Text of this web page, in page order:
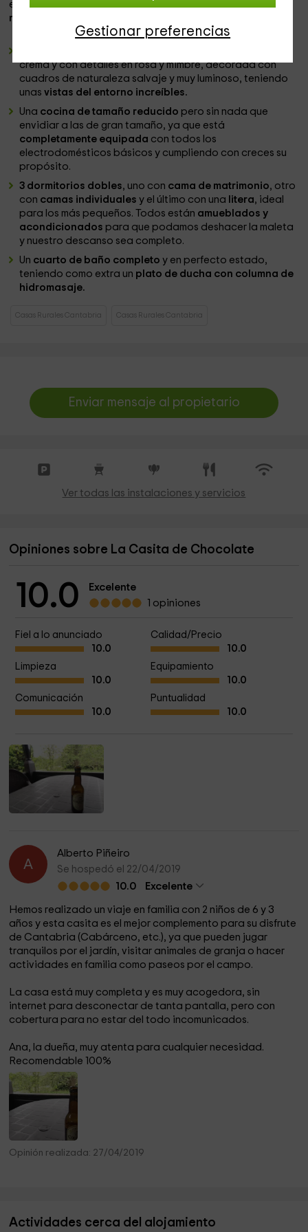
Gestionar preferencias
en su interior son las siguientes, todas ellas con
madera
crema y con detalles en rosa y mimbre, decorada con
cuadros de naturaleza salvaje y muy luminoso, teniendo
unasvistas del entorno increíbles.
Una cocina de tamaño reducido pero sin nada que
envidiar a las de gran tamaño, ya que está
completamente equipada con todos los
electrodomésticos básicos y cumpliendo con creces su
propósito.
3 dormitorios dobles, uno con cama de matrimonio, otro
con camas individualesy el último con una litera, ideal
para los más pequeños. Todos están amueblados y
acondicionados para que podamos deshacer la maleta
y nuestro descanso sea completo.
Un cuarto de baño completo y en perfecto estado,
teniendo como extra un plato de ducha con columna de
hidromasaje.
Casas Rurales Cantabria Casas Rurales Cantabria
Enviar mensaje al propietario
Ver todas las instalaciones y servicios
Opiniones sobre La Casita de Chocolate
10.0
Excelente
1 opiniones
Fiel a lo anunciado
10.0
Calidad/Precio
10.0
Limpieza
10.0
Equipamiento
10.0
Comunicación
10.0
Puntualidad
10.0
A
Alberto Piñeiro
Se hospedó el 22/04/2019
10.0
Excelente
Hemos realizado un viaje en familia con 2 niños de 6 y 3
años y esta casita es el mejor complemento para su disfrute
de Cantabria (Cabárceno, etc.), ya que pueden jugar
tranquilos por el jardín, visitar animales de granja o hacer
actividades en familia como paseos por el campo.
La casa está muy completa y es muy acogedora, sin
internet para desconectar de tanta pantalla, pero con
cobertura para no estar del todo incomunicados.
Ana, la dueña, muy atenta para cualquier necesidad.
Recomendable 100%
Opinión realizada: 27/04/2019
Actividades cerca del alojamiento